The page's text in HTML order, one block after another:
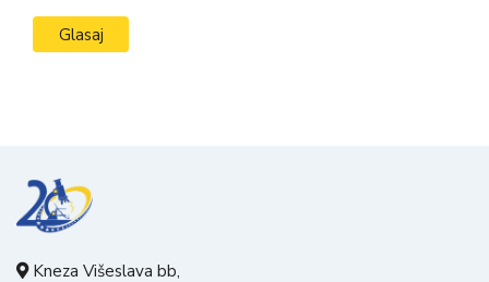
Kneza Višeslava bb,